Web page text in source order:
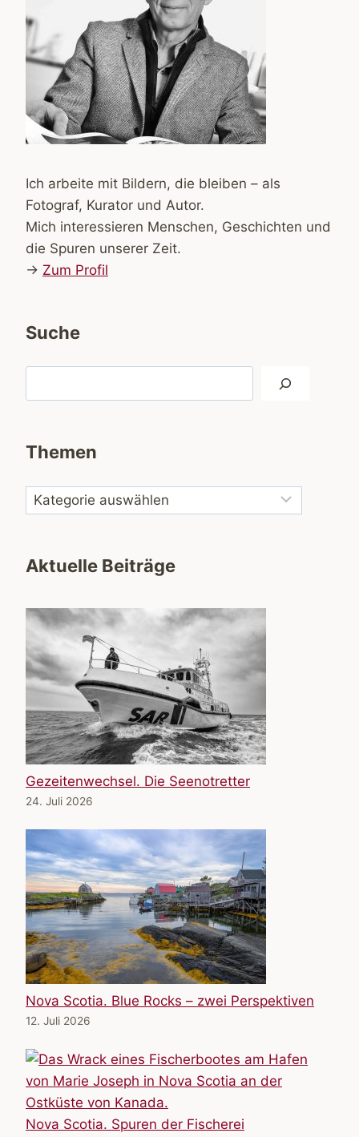
Ich arbeite mit Bildern, die bleiben – als
Fotograf, Kurator und Autor.
Mich interessieren Menschen, Geschichten und
die Spuren unserer Zeit.
→ Zum Profil
Suche
Themen
Aktuelle Beiträge
Gezeitenwechsel. Die Seenotretter
24. Juli 2026
Nova Scotia. Blue Rocks – zwei Perspektiven
12. Juli 2026
Nova Scotia. Spuren der Fischerei